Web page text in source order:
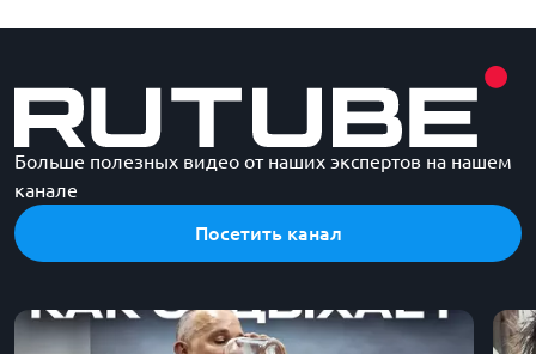
Больше полезных видео от наших экспертов на нашем
канале
Посетить канал